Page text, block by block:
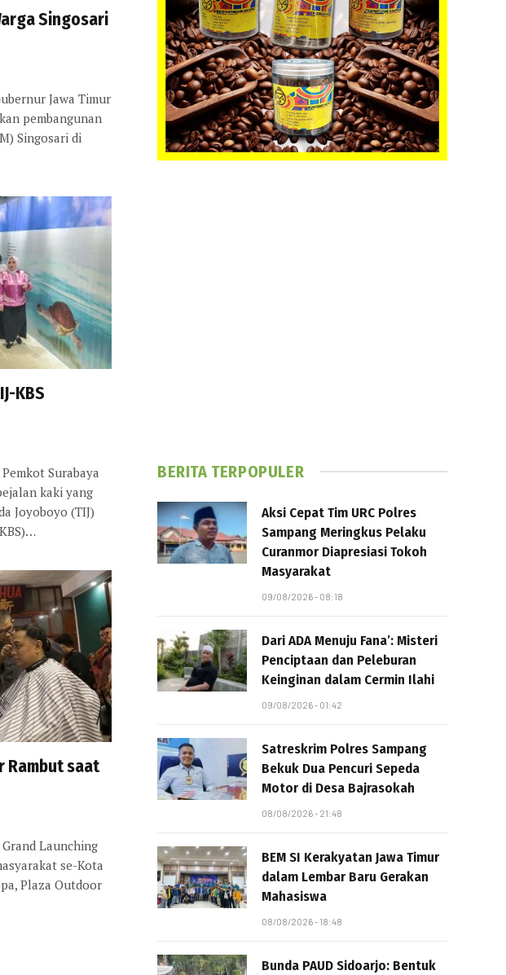
Singosari
Jawa Timur
pembangunan
Singosari di
KBS
Surabaya
kaki yang
Joyoboyo (TIJ)
Rambut saat
Grand Launching
se-Kota
Plaza Outdoor
BERITA TERPOPULER
Aksi Cepat Tim URC Polres
Sampang Meringkus Pelaku
Curanmor Diapresiasi Tokoh
Masyarakat
09/08/2026 - 08:18
Dari ADA Menuju Fana’: Misteri
Penciptaan dan Peleburan
Keinginan dalam Cermin Ilahi
09/08/2026 - 01:42
Satreskrim Polres Sampang
Bekuk Dua Pencuri Sepeda
Motor di Desa Bajrasokah
08/08/2026 - 21:48
BEM SI Kerakyatan Jawa Timur
dalam Lembar Baru Gerakan
Mahasiswa
08/08/2026 - 18:48
Bunda PAUD Sidoarjo: Bentuk